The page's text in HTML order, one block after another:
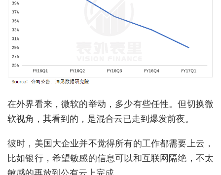
在外界看来，微软的举动，多少有些任性。但切换微
软视角，其看到的，是混合云已走到爆发前夜。
彼时，美国大企业并不觉得所有的工作都需要上云，
比如银行，希望敏感的信息可以和互联网隔绝，不太
敏感的再放到公有云上完成。